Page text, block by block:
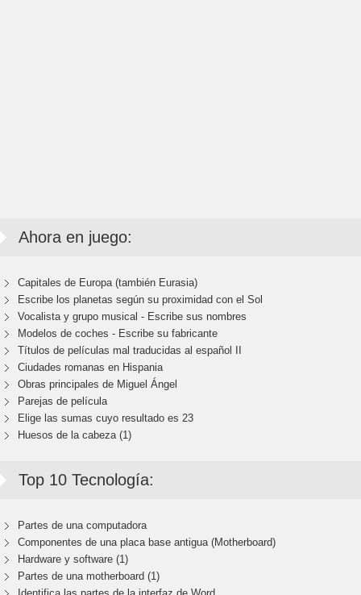
Ahora en juego:
Capitales de Europa (también Eurasia)
Escribe los planetas según su proximidad con el Sol
Vocalista y grupo musical - Escribe sus nombres
Modelos de coches - Escribe su fabricante
Títulos de películas mal traducidas al español II
Ciudades romanas en Hispania
Obras principales de Miguel Ángel
Parejas de película
Elige las sumas cuyo resultado es 23
Huesos de la cabeza (1)
Top 10 Tecnología:
Partes de una computadora
Componentes de una placa base antigua (Motherboard)
Hardware y software (1)
Partes de una motherboard (1)